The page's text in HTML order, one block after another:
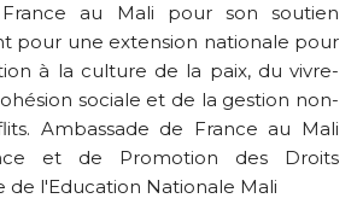
France au Mali pour son soutien
pour une extension nationale pour
à la culture de la paix, du vivre-
sociale et de la gestion non-
Ambassade de France au Mali
et de Promotion des Droits
de l'Education Nationale Mali